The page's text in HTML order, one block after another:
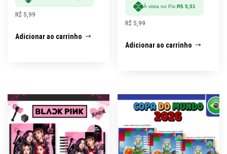
R$ 5,99
Adicionar ao carrinho
À vista no Pix: R$ 5,51
R$ 5,99
Adicionar ao carrinho